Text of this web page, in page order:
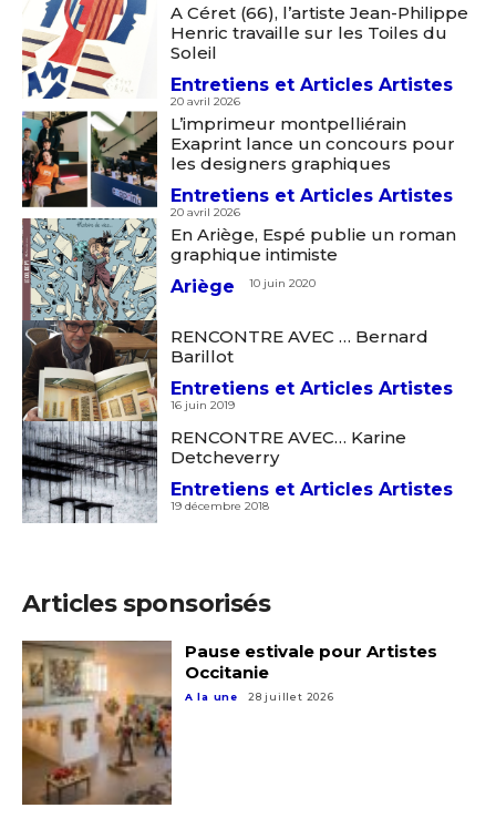
Nom
Prénom
Statut / Organisation
Adresse email*
A Céret (66), l’artiste Jean-Philippe
Henric travaille sur les Toiles du
Soleil
Entretiens et Articles Artistes
20 avril 2026
L’imprimeur montpelliérain
Exaprint lance un concours pour
les designers graphiques
Entretiens et Articles Artistes
20 avril 2026
En Ariège, Espé publie un roman
graphique intimiste
Ariège
10 juin 2020
RENCONTRE AVEC … Bernard
Barillot
Entretiens et Articles Artistes
16 juin 2019
RENCONTRE AVEC… Karine
Detcheverry
Entretiens et Articles Artistes
19 décembre 2018
Articles sponsorisés
Pause estivale pour Artistes
Occitanie
A la une 28 juillet 2026